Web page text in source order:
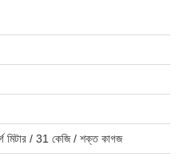
মিটার / 31 কেজি / শক্ত কাগজ